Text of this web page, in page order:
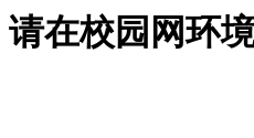
请在校园网环